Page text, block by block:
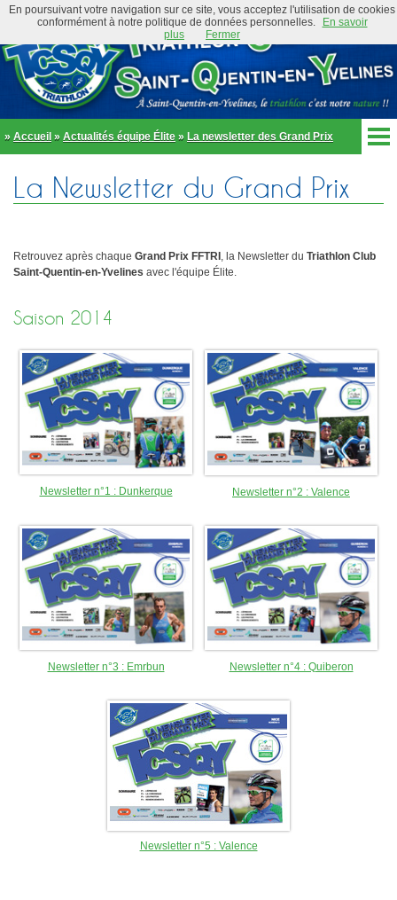
» Accueil » Actualités équipe Élite » La newsletter des Grand Prix
Accueil Actualités
Organigramme
École de triathlon
Trombinoscope
Partenaires
Tenues et équipements
Adhérer au club
Newsletter
Inscriptions
Règlement
Parcours
Plan d'accès
Résultats
Épreuves TCSQY
Bike and Run 2026
Bike and Run 2024
Bike and Run 2023
Bike and Run 2022
Bike and Run 2020
Bike and Run 2019
Bike and Run 2018
Bike and Run 2017
Bike and Run 2014
Bike and Run 2013
Bike and Run 2012
Bike and Run 2011
Sélectif Jeunes 2011
Entraînements
Horaires
Matériel
Pense-bête
Photos / Vidéos
Compétitions
Calendrier
Contact
Presse
La Newsletter du Grand Prix
Retrouvez après chaque Grand Prix FFTRI , la Newsletter du Triathlon Club
Saint-Quentin-en-Yvelines avec l'équipe Élite.
Saison 2014
Newsletter n°1 : Dunkerque Newsletter n°2 : Valence
Newsletter n°3 : Emrbun Newsletter n°4 : Quiberon
Newsletter n°5 : Valence
En poursuivant votre navigation sur ce site, vous acceptez l'utilisation de cookies
conformément à notre politique de données personnelles.
En savoir
plus
Fermer